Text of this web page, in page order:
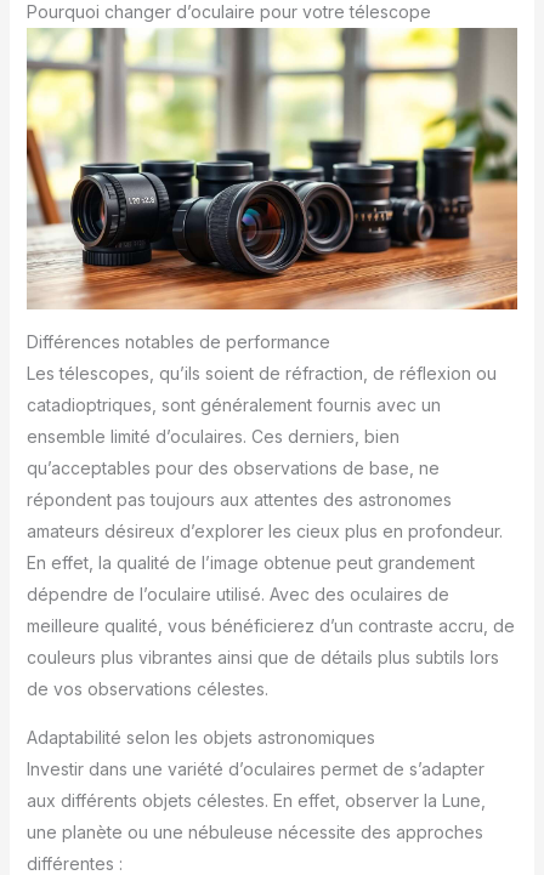
Pourquoi changer d’oculaire pour votre télescope
Différences notables de performance
Les télescopes, qu’ils soient de réfraction, de réflexion ou
catadioptriques, sont généralement fournis avec un
ensemble limité d’oculaires. Ces derniers, bien
qu’acceptables pour des observations de base, ne
répondent pas toujours aux attentes des astronomes
amateurs désireux d’explorer les cieux plus en profondeur.
En effet, la qualité de l’image obtenue peut grandement
dépendre de l’oculaire utilisé. Avec des oculaires de
meilleure qualité, vous bénéficierez d’un contraste accru, de
couleurs plus vibrantes ainsi que de détails plus subtils lors
de vos observations célestes.
Adaptabilité selon les objets astronomiques
Investir dans une variété d’oculaires permet de s’adapter
aux différents objets célestes. En effet, observer la Lune,
une planète ou une nébuleuse nécessite des approches
différentes :